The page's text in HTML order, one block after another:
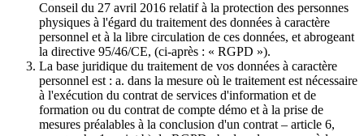
Conseil du 27 avril 2016 relatif à la protection des personnes
physiques à l'égard du traitement des données à caractère
personnel et à la libre circulation de ces données, et abrogeant
la directive 95/46/CE, (ci-après : « RGPD »).
La base juridique du traitement de vos données à caractère
personnel est : a. dans la mesure où le traitement est nécessaire
à l'exécution du contrat de services d'information et de
formation ou du contrat de compte démo et à la prise de
mesures préalables à la conclusion d'un contrat – article 6,